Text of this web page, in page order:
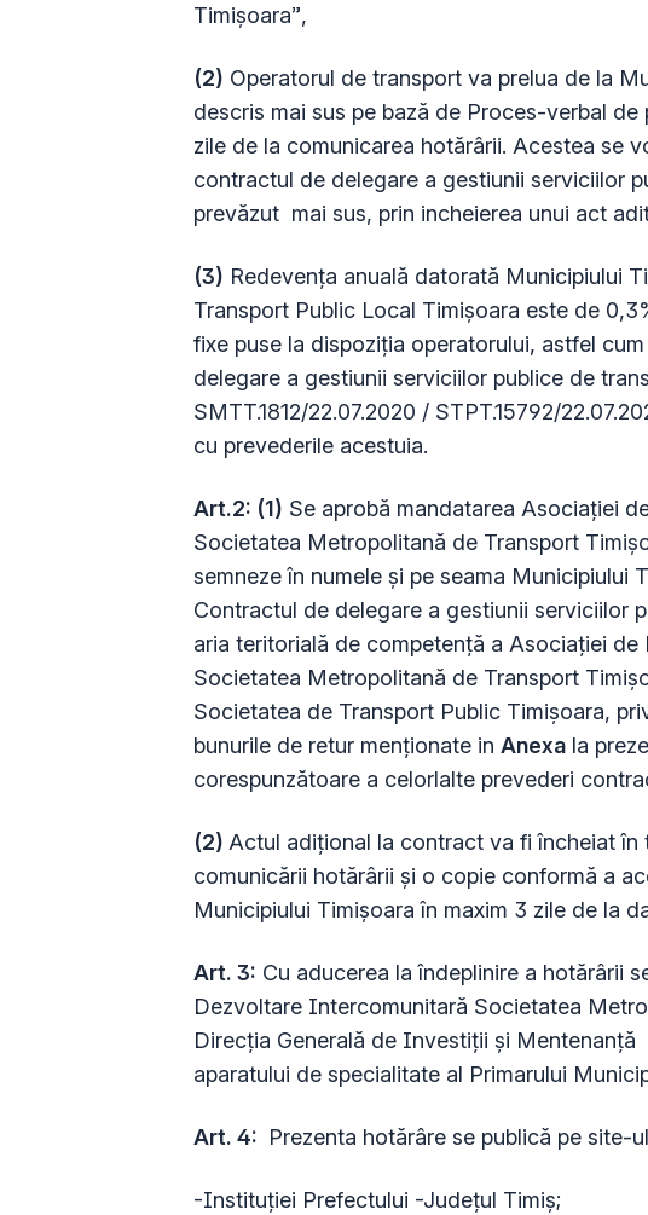
Timișoara”,
(2) Operatorul de transport va prelua de la
descris mai sus pe bază de Proces-verbal de
zile de la comunicarea hotărârii. Acestea se
contractul de delegare a gestiunii serviciilor
prevăzut mai sus, prin incheierea unui act
(3) Redevența anuală datorată Municipiului
Transport Public Local Timișoara este de
fixe puse la dispoziția operatorului, astfel
delegare a gestiunii serviciilor publice de
SMTT.1812/22.07.2020 / STPT.15792/
cu prevederile acestuia.
Art.2: (1) Se aprobă mandatarea Asociației
Societatea Metropolitană de Transport
semneze în numele și pe seama Municipiului
Contractul de delegare a gestiunii serviciilor
aria teritorială de competență a Asociației
Societatea Metropolitană de Transport
Societatea de Transport Public Timișoara,
bunurile de retur menționate in Anexa la
corespunzătoare a celorlalte prevederi
(2) Actul adiţional la contract va fi încheiat în
comunicării hotărârii şi o copie conformă a
Municipiului Timișoara în maxim 3 zile de la
Art. 3: Cu aducerea la îndeplinire a hotărârii
Dezvoltare Intercomunitară Societatea
Direcția Generală de Investiții și
aparatului de specialitate al Primarului
Art. 4: Prezenta hotărâre se publică pe site-
-Instituţiei Prefectului -Judeţul Timiș;